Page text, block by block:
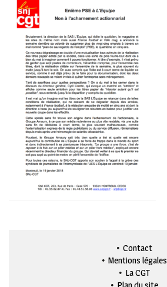
Contact
Mentions légales
La CGT